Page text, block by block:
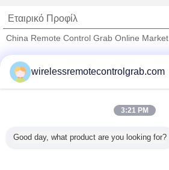
Εταιρικό Προφίλ
China Remote Control Grab Online Market
Trust Seal
Verified Suplier
Όλα τα Προϊόντα
wirelessremotecontrolgrab.com
3:21 PM
Good day, what product are you looking for?